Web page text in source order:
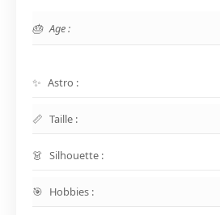
Age :
Astro :
Taille :
Silhouette :
Hobbies :